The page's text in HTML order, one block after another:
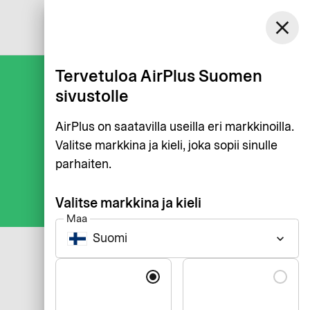
Kirjaudu
close
Tervetuloa AirPlus Suomen
sivustolle
AirPlus on saatavilla useilla eri markkinoilla.
Valitse markkina ja kieli, joka sopii sinulle
parhaiten.
Valitse markkina ja kieli
Maa
Suomi keyboard_arrow_down
Kieli